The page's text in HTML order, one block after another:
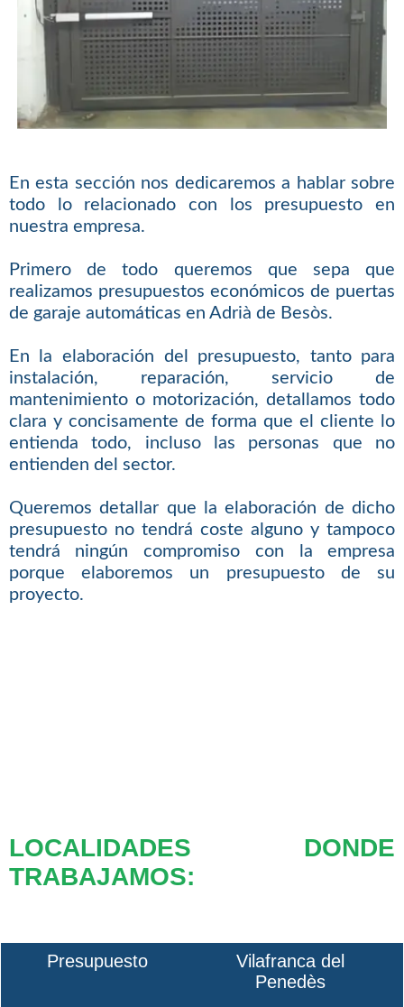
En esta sección nos dedicaremos a hablar sobre
todo lo relacionado con los presupuesto en
nuestra empresa.
Primero de todo queremos que sepa que
realizamos presupuestos económicos de puertas
de garaje automáticas en Adrià de Besòs.
En la elaboración del presupuesto, tanto para
instalación, reparación, servicio de
mantenimiento o motorización, detallamos todo
clara y concisamente de forma que el cliente lo
entienda todo, incluso las personas que no
entienden del sector.
Queremos detallar que la elaboración de dicho
presupuesto no tendrá coste alguno y tampoco
tendrá ningún compromiso con la empresa
porque elaboremos un presupuesto de su
proyecto.
LOCALIDADES DONDE
TRABAJAMOS:
Presupuesto
Vilafranca del
Penedès